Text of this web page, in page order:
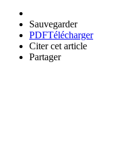
Sauvegarder
PDFTélécharger
Citer cet article
Partager